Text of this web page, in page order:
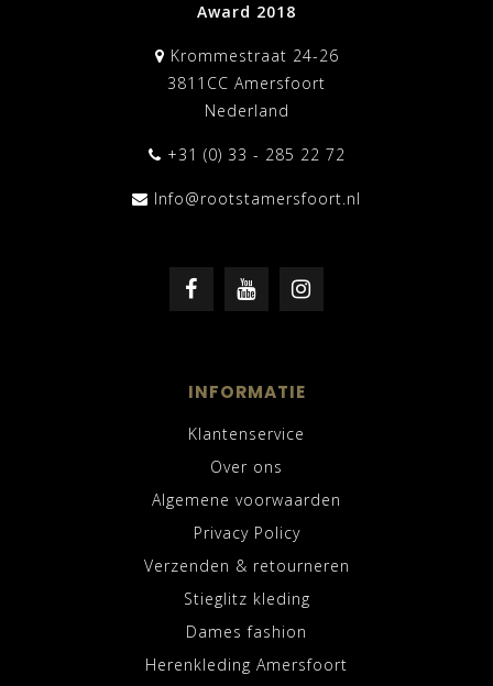
Award 2018
Krommestraat 24-26
3811CC Amersfoort
Nederland
+31 (0) 33 - 285 22 72
Info@rootstamersfoort.nl
INFORMATIE
Klantenservice
Over ons
Algemene voorwaarden
Privacy Policy
Verzenden & retourneren
Stieglitz kleding
Dames fashion
Herenkleding Amersfoort